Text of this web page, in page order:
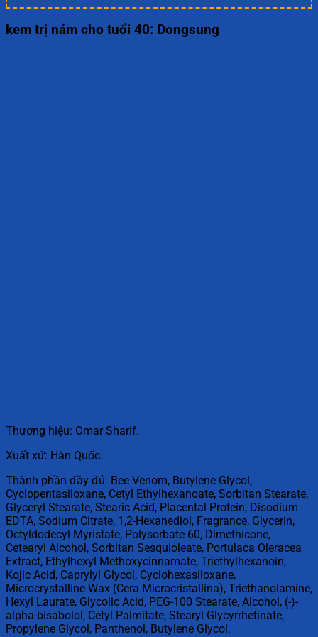
kem trị nám cho tuổi 40: Dongsung
Thương hiệu: Omar Sharif.
Xuất xứ: Hàn Quốc.
Thành phần đầy đủ: Bee Venom, Butylene Glycol,
Cyclopentasiloxane, Cetyl Ethylhexanoate, Sorbitan Stearate,
Glyceryl Stearate, Stearic Acid, Placental Protein, Disodium
EDTA, Sodium Citrate, 1,2-Hexanediol, Fragrance, Glycerin,
Octyldodecyl Myristate, Polysorbate 60, Dimethicone,
Cetearyl Alcohol, Sorbitan Sesquioleate, Portulaca Oleracea
Extract, Ethylhexyl Methoxycinnamate, Triethylhexanoin,
Kojic Acid, Caprylyl Glycol, Cyclohexasiloxane,
Microcrystalline Wax (Cera Microcristallina), Triethanolamine,
Hexyl Laurate, Glycolic Acid, PEG-100 Stearate, Alcohol, (-)-
alpha-bisabolol, Cetyl Palmitate, Stearyl Glycyrrhetinate,
Propylene Glycol, Panthenol, Butylene Glycol.